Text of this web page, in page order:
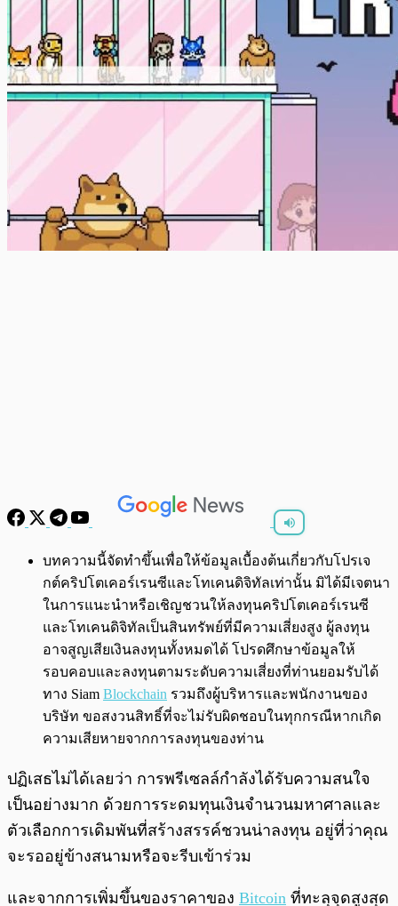
พร้อมเล่น 0:00/0:00
บทความนี้จัดทำขึ้นเพื่อให้ข้อมูลเบื้องต้นเกี่ยวกับโปรเจ
กต์คริปโตเคอร์เรนซีและโทเคนดิจิทัลเท่านั้น มิได้มีเจตนา
ในการแนะนำหรือเชิญชวนให้ลงทุนคริปโตเคอร์เรนซี
และโทเคนดิจิทัลเป็นสินทรัพย์ที่มีความเสี่ยงสูง ผู้ลงทุน
อาจสูญเสียเงินลงทุนทั้งหมดได้ โปรดศึกษาข้อมูลให้
รอบคอบและลงทุนตามระดับความเสี่ยงที่ท่านยอมรับได้
ทาง Siam Blockchain รวมถึงผู้บริหารและพนักงานของ
บริษัท ขอสงวนสิทธิ์ที่จะไม่รับผิดชอบในทุกกรณีหากเกิด
ความเสียหายจากการลงทุนของท่าน
ปฏิเสธไม่ได้เลยว่า การพรีเซลล์กำลังได้รับความสนใจ
เป็นอย่างมาก ด้วยการระดมทุนเงินจำนวนมหาศาลและ
ตัวเลือกการเดิมพันที่สร้างสรรค์ชวนน่าลงทุน อยู่ที่ว่าคุณ
จะรออยู่ข้างสนามหรือจะรีบเข้าร่วม
และจากการเพิ่มขึ้นของราคาของ Bitcoin ที่ทะลุจุดสูงสุด